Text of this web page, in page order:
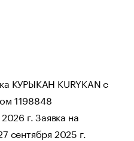
КУРЫКАН KURYKAN с
1198848
г. Заявка на
сентября 2025 г.